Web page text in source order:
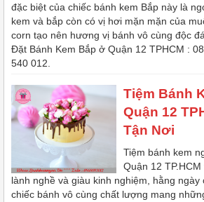
đặc biệt của chiếc bánh kem Bắp này là
kem và bắp còn có vị hơi mặn mặn của
corn tạo nên hương vị bánh vô cùng độc
Đặt Bánh Kem Bắp ở Quận 12 TPHCM :
540 012.
Tiệm Bánh
Quận 12
Tận Nơi
Tiệm bánh kem
Quận 12
lành nghề và giàu kinh nghiệm, hằng
chiếc bánh vô cùng chất lượng mang